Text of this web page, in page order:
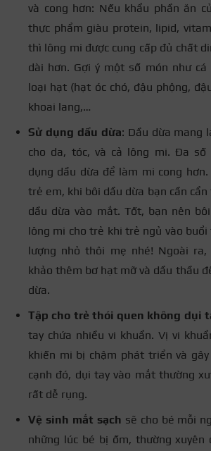
và cong hơn: Nếu khẩu phần ăn
thực phẩm giàu protein, lipid,
thì lông mi được cung cấp đủ chất
dài hơn. Gợi ý một số món như cá
loại hạt (hạt óc chó, đậu phộng,
khoai lang,…
Sử dụng dầu dừa: Dầu dừa mang
cho da, tóc, và cả lông mi. Đa số
dụng dầu dừa để làm mi cong hơn.
trẻ em, khi bôi dầu dừa bạn cần
dầu dừa vào mắt. Tốt, bạn nên
lông mi cho trẻ khi trẻ ngủ vào
lượng nhỏ thôi mẹ nhé! Ngoài
khảo thêm bơ hạt mỡ và dầu thầu
dừa.
Tập cho trẻ thói quen không dụi
tay chứa nhiều vi khuẩn. Vị vi
khiến mi bị chậm phát triển và
cạnh đó, dụi tay vào mắt thường
rất dễ rụng.
Vệ sinh mắt sạch sẽ cho bé mỗi
những lúc bé bị ốm, thường xuyên